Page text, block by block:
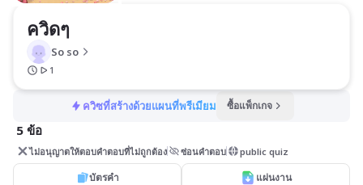
ควิดๆ
So so
1
ควิซที่สร้างด้วยแผนที่พรีเมียม ซื้อแพ็กเกจ
5 ข้อ
ไม่อนุญาตให้ตอบคำตอบที่ไม่ถูกต้อง ซ่อนคำตอบ public quiz
บัตรคำ แผ่นงาน